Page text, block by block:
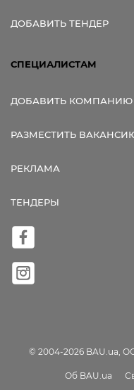
ДОБАВИТЬ ТЕНДЕР
СПЕЦИАЛИСТАМ
ДОБАВИТЬ КОМПАНИЮ
РАЗМЕСТИТЬ
РЕКЛАМА
ТЕНДЕРЫ
© 2004-2026 BAU.ua,
Об BAU.ua